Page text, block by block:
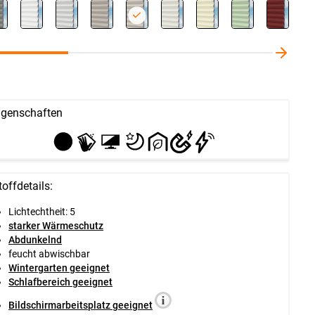
Lichtechtheit: 5
starker Wärmeschutz
Abdunkelnd
feucht abwischbar
Wintergarten geeignet
Schlafbereich geeignet
Bildschirmarbeitsplatz geeignet